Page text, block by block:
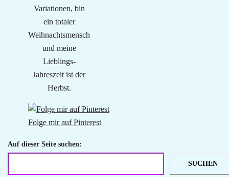
Variationen, bin
ein totaler
Weihnachtsmensch
und meine
Lieblings-
Jahreszeit ist der
Herbst.
Folge mir auf Pinterest
Auf dieser Seite suchen:
SUCHEN